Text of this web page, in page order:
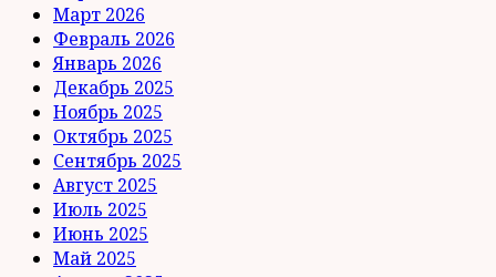
Март 2026
Февраль 2026
Январь 2026
Декабрь 2025
Ноябрь 2025
Октябрь 2025
Сентябрь 2025
Август 2025
Июль 2025
Июнь 2025
Май 2025